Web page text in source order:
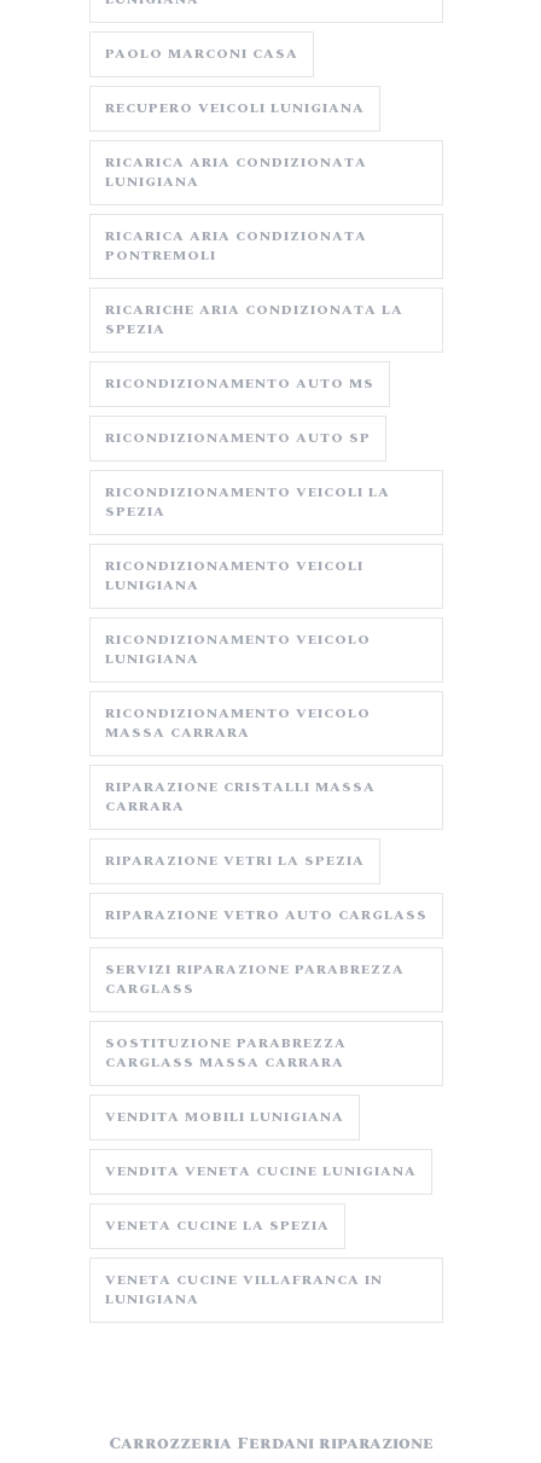
PAOLO MARCONI CASA
RECUPERO VEICOLI LUNIGIANA
RICARICA ARIA CONDIZIONATA
LUNIGIANA
RICARICA ARIA CONDIZIONATA
PONTREMOLI
RICARICHE ARIA CONDIZIONATA LA
SPEZIA
RICONDIZIONAMENTO AUTO MS
RICONDIZIONAMENTO AUTO SP
RICONDIZIONAMENTO VEICOLI LA
SPEZIA
RICONDIZIONAMENTO VEICOLI
LUNIGIANA
RICONDIZIONAMENTO VEICOLO
LUNIGIANA
RICONDIZIONAMENTO VEICOLO
MASSA CARRARA
RIPARAZIONE CRISTALLI MASSA
CARRARA
RIPARAZIONE VETRI LA SPEZIA
RIPARAZIONE VETRO AUTO CARGLASS
SERVIZI RIPARAZIONE PARABREZZA
CARGLASS
SOSTITUZIONE PARABREZZA
CARGLASS MASSA CARRARA
VENDITA MOBILI LUNIGIANA
VENDITA VENETA CUCINE LUNIGIANA
VENETA CUCINE LA SPEZIA
VENETA CUCINE VILLAFRANCA IN
LUNIGIANA
Carrozzeria Ferdani riparazione